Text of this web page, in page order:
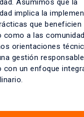
Asumimos que la
implica la
que beneficien
como a las
orientaciones
gestión
con un enfoque